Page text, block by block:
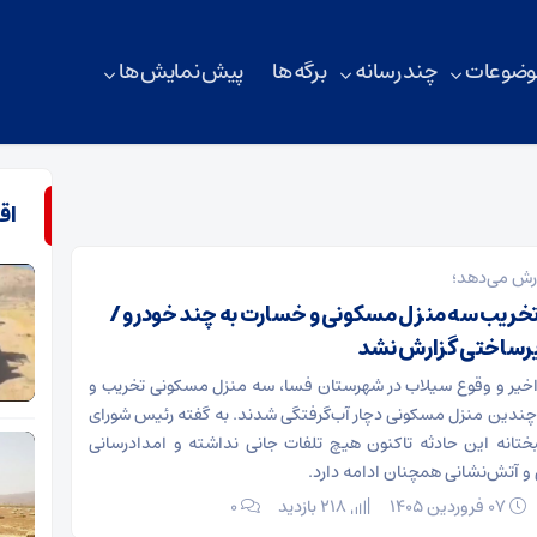
چند رسانه برگه ها پیش نمایش ها
می‌دهد؛
سه منزل مسکونی و خسارت به چند خودرو /
گزارش نشد
و وقوع سیلاب در شهرستان فسا، سه منزل مسکونی تخریب و
چندین منزل مسکونی دچار آب‌گرفتگی شدند. به گفته رئیس شورای
این حادثه تاکنون هیچ تلفات جانی نداشته و امدادرسانی
آتش‌نشانی همچنان ادامه دارد.
۰